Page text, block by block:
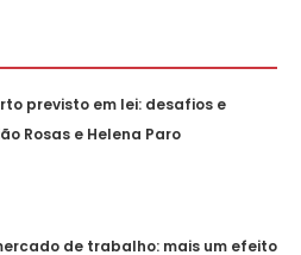
previsto em lei: desafios e
Rosas e Helena Paro
de trabalho: mais um efeito